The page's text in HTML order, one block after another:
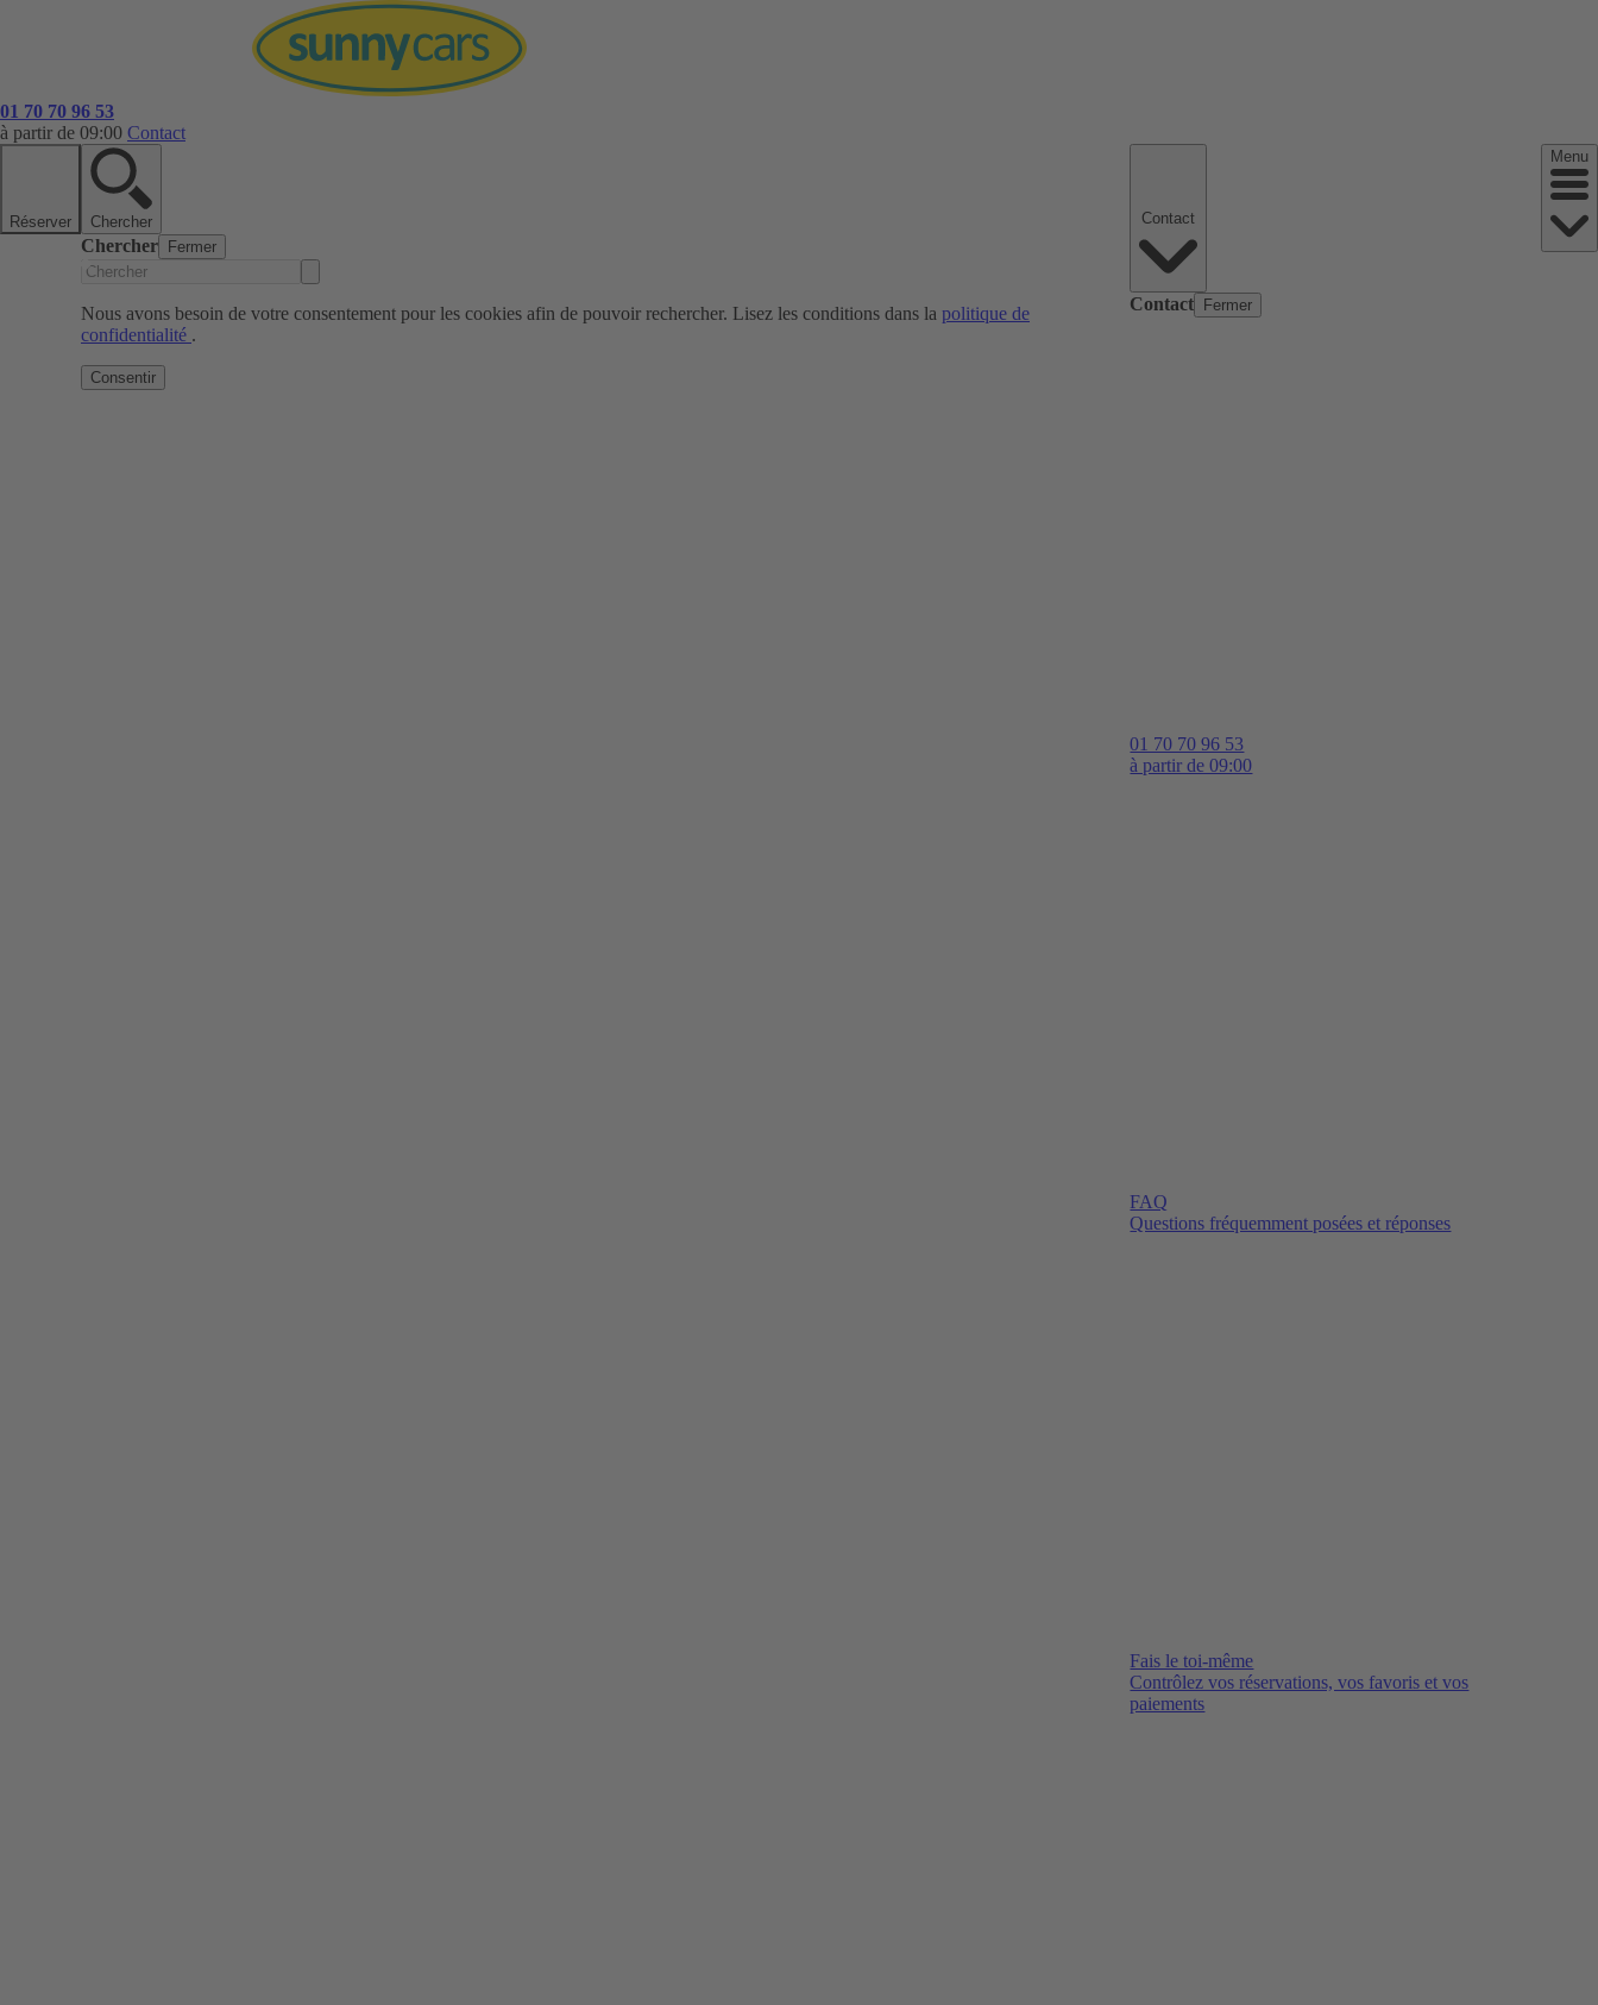
01 70 70 96 53
à partir de 09:00 Contact
Réserver Chercher
Chercher Fermer
Nous avons besoin de votre consentement pour les cookies afin de pouvoir rechercher. Lisez les conditions dans la politique de
confidentialité .
Consentir
Contact Fermer
01 70 70 96 53
à partir de 09:00
FAQ
Questions fréquemment posées et réponses
Fais le toi-même
Contrôlez vos réservations, vos favoris et vos
paiements
Menu